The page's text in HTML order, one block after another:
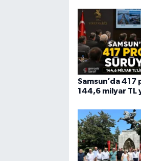
Samsun’da 417
144,6 milyar TL